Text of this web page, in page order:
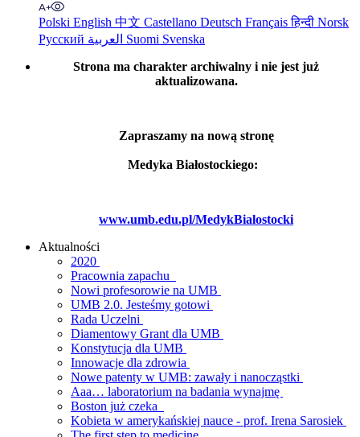
Polski English 中文 Castellano Deutsch Françaisहिन्दी Norsk
Русский
Suomi Svenska
Strona ma charakter archiwalny i nie jest już
aktualizowana.
Zapraszamy na nową stronę
Medyka Białostockiego:
www.umb.edu.pl/MedykBialostocki
Aktualności
2020
Pracownia zapachu
Nowi profesorowie na UMB
UMB 2.0. Jesteśmy gotowi
Rada Uczelni
Diamentowy Grant dla UMB
Konstytucja dla UMB
Innowacje dla zdrowia
Nowe patenty w UMB: zawały i nanocząstki
Aaa… laboratorium na badania wynajmę
Boston już czeka
Kobieta w amerykańskiej nauce - prof. Irena Sarosiek